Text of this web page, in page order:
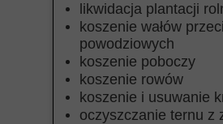
likwidacja plantacji
koszenie wałów
powodziowych
koszenie poboczy
koszenie rowów
koszenie i usuwanie
oczyszczanie ternu z